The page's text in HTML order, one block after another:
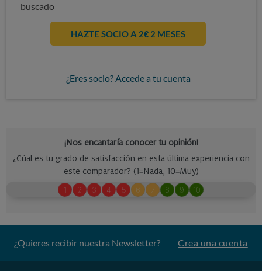
buscado
HAZTE SOCIO A 2€ 2 MESES
¿Eres socio? Accede a tu cuenta
¿Quieres recibir nuestra Newsletter? Crea una cuenta